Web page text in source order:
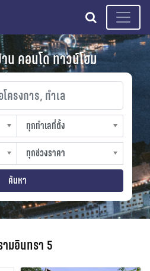
search
น คอนโด ทาวน์โฮม
การ, ทำเล
ทุกทำเลที่ตั้ง
slocation
ทุกช่วงราคา
sprice
ค้นหา
มอินทรา 5